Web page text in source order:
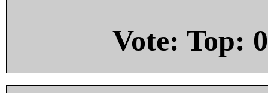
Vote: Top: 0